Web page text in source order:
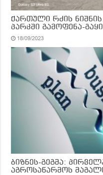
ქართული რძის
პარკში გამოფენა-
18/09/2023
ბიზნეს-გეგმა:
აგროსაწარმოს